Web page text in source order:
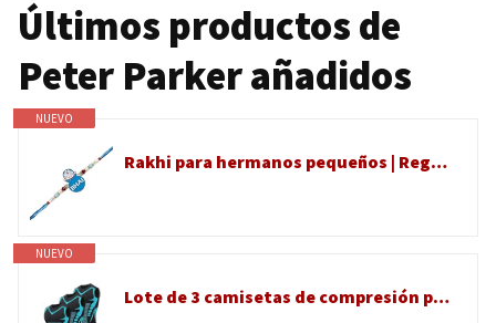
Últimos productos de
Peter Parker añadidos
NUEVO
Rakhi para hermanos pequeños | Regalo de diseñador Rakshabandhan para hermano pequeño | Pulsera Raksha Bandhan de hermana | Juego Rakhdi para celebración de hermana Bhai | Dibujos animados | Raki de
NUEVO
Lote de 3 camisetas de compresión para hombre, jersey corporal, vainante, chaleco corrector de postura, turmalina menionica, vientre plano sin manga, adelgazante, ropa interior muscular deportiva Top